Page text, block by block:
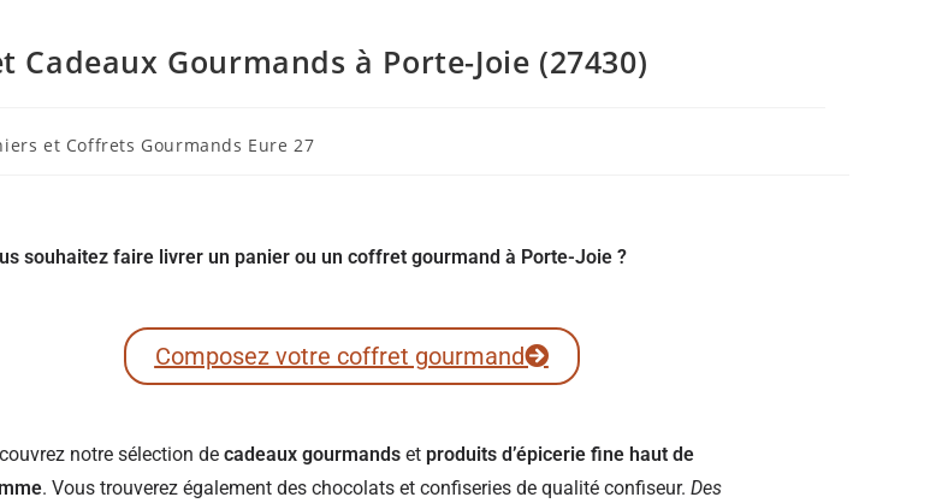
Cadeaux Gourmands à Porte-Joie (27430)
et Coffrets Gourmands Eure 27
souhaitez faire livrer un panier ou un coffret gourmand à Porte-Joie ?
Composez votre coffret gourmand
notre sélection de cadeaux gourmands et produits d’épicerie fine haut de
. Vous trouverez également des chocolats et confiseries de qualité confiseur. Des